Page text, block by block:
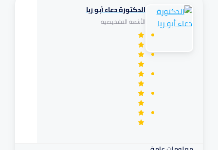
الدكتورة دعاء أبو ريا
الأشعة التشخيصية